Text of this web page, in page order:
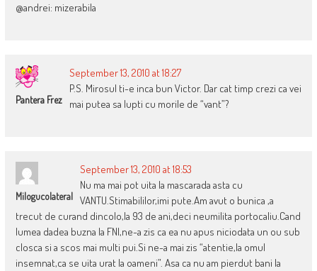
@andrei: mizerabila
Pantera Frez
September 13, 2010 at 18:27
P.S. Mirosul ti-e inca bun Victor. Dar cat timp crezi ca vei
mai putea sa lupti cu morile de “vant”?
Milogucolateral
September 13, 2010 at 18:53
Nu ma mai pot uita la mascarada asta cu
VANTU.Stimabililor,imi pute.Am avut o bunica ,a
trecut de curand dincolo,la 93 de ani,deci neumilita portocaliu.Cand
lumea dadea buzna la FNI,ne-a zis ca ea nu apus niciodata un ou sub
closca si a scos mai multi pui.Si ne-a mai zis “atentie,la omul
insemnat,ca se uita urat la oameni”. Asa ca nu am pierdut bani la